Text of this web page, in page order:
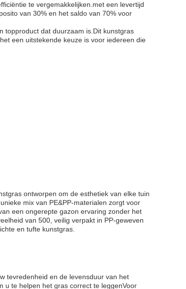
te vergemakkelijken.met een levertijd
van 30% en het saldo van 70% voor
topproduct dat duurzaam is.Dit kunstgras
een uitstekende keuze is voor iedereen die
ontworpen om de esthetiek van elke tuin
mix van PE&PP-materialen zorgt voor
een ongerepte gazon ervaring zonder het
van 500, veilig verpakt in PP-geweven
en tufte kunstgras.
tevredenheid en de levensduur van het
u te helpen het gras correct te leggenVoor